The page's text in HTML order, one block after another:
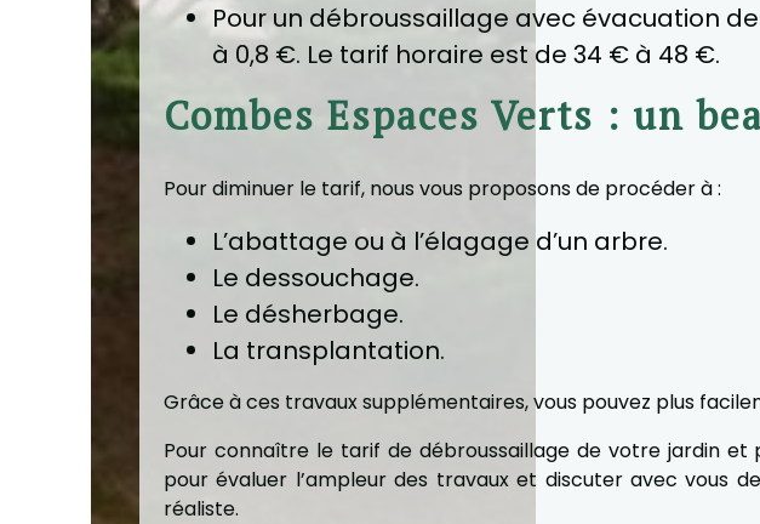
Pour un débroussaillage avec évacuation
à 0,8 €. Le tarif horaire est de 34 € à 48 €.
Combes Espaces Verts : un
Pour diminuer le tarif, nous vous proposons de procéder à :
L’abattage ou à l’élagage d’un arbre.
Le dessouchage.
Le désherbage.
La transplantation.
Grâce à ces travaux supplémentaires, vous pouvez plus
Pour connaître le tarif de débroussaillage de votre jardin et
pour évaluer l’ampleur des travaux et discuter avec vous
réaliste.